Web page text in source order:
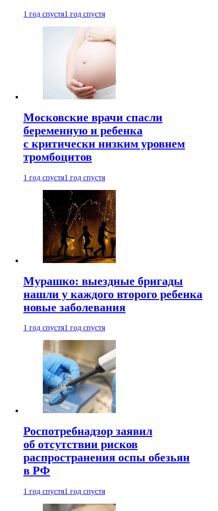
1 год спустя1 год спустя
Московские врачи спасли
беременную и ребенка
с критически низким уровнем
тромбоцитов
1 год спустя1 год спустя
Мурашко: выездные бригады
нашли у каждого второго ребенка
новые заболевания
1 год спустя1 год спустя
Роспотребнадзор заявил
об отсутствии рисков
распространения оспы обезьян
в РФ
1 год спустя1 год спустя